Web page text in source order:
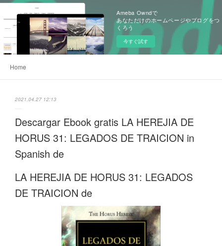
Ameba Owndで
あなただけのホームページやブログをつ
くろう
今すぐ試す
Home
2021.04.27 12:13
Descargar Ebook gratis LA HEREJIA DE
HORUS 31: LEGADOS DE TRAICION in
Spanish de
LA HEREJIA DE HORUS 31: LEGADOS
DE TRAICION de